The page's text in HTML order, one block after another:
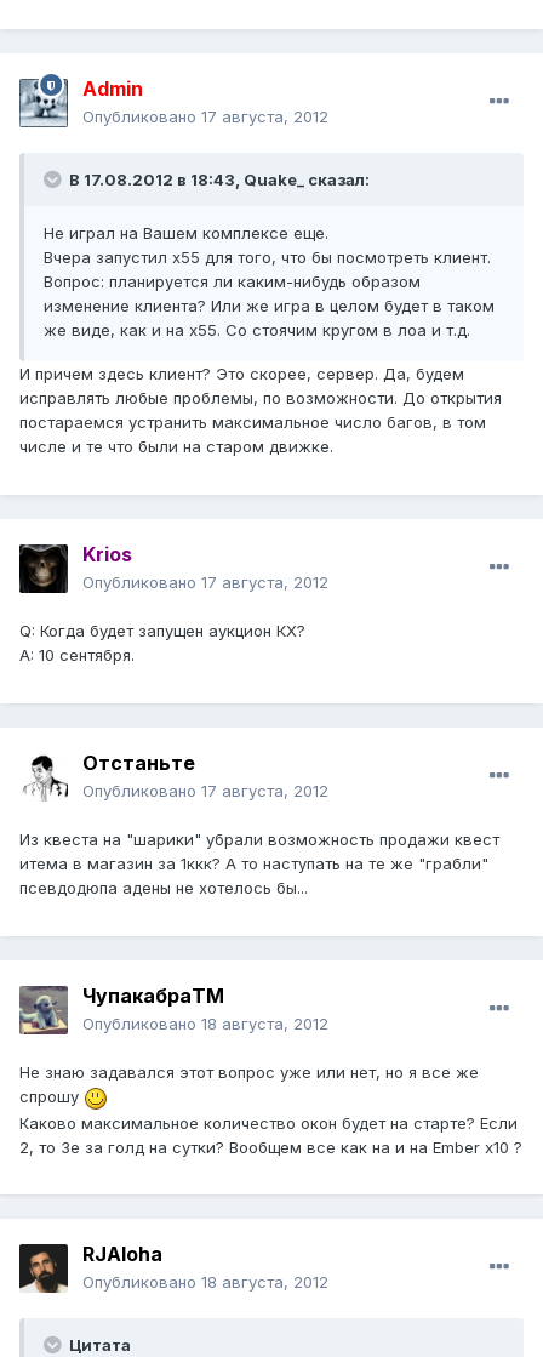
Admin
Опубликовано 17 августа, 2012
В 17.08.2012 в 18:43, Quake_ сказал:
Не играл на Вашем комплексе еще.
Вчера запустил х55 для того, что бы посмотреть клиент.
Вопрос: планируется ли каким-нибудь образом
изменение клиента? Или же игра в целом будет в таком
же виде, как и на х55. Со стоячим кругом в лоа и т.д.
И причем здесь клиент? Это скорее, сервер. Да, будем
исправлять любые проблемы, по возможности. До открытия
постараемся устранить максимальное число багов, в том
числе и те что были на старом движке.
Krios
Опубликовано 17 августа, 2012
Q: Когда будет запущен аукцион КХ?
A: 10 сентября.
Отстаньте
Опубликовано 17 августа, 2012
Из квеста на "шарики" убрали возможность продажи квест
итема в магазин за 1ккк? А то наступать на те же "грабли"
псевдодюпа адены не хотелось бы...
ЧупакабраTM
Опубликовано 18 августа, 2012
Не знаю задавался этот вопрос уже или нет, но я все же
спрошу
Каково максимальное количество окон будет на старте? Если
2, то 3е за голд на сутки? Вообщем все как на и на Ember х10 ?
RJAloha
Опубликовано 18 августа, 2012
Цитата